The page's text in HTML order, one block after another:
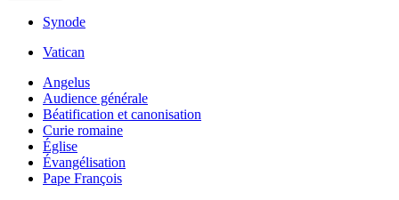
Synode
Vatican
Angelus
Audience générale
Béatification et canonisation
Curie romaine
Église
Évangélisation
Pape François